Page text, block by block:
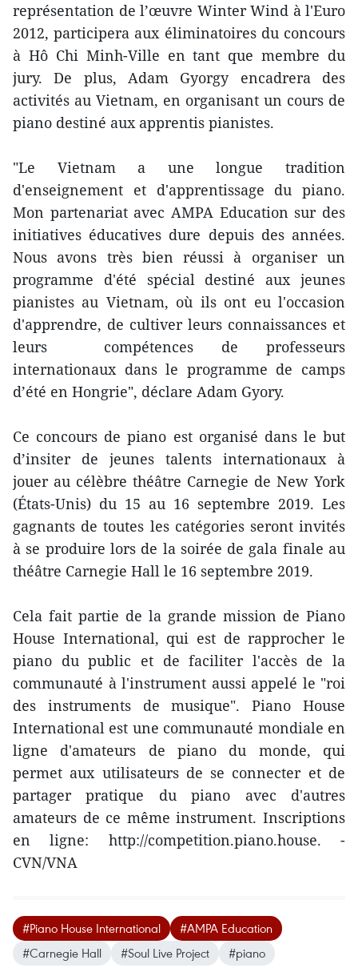
représentation de l’œuvre Winter Wind à l'Euro
2012, participera aux éliminatoires du concours
à Hô Chi Minh-Ville en tant que membre du
jury. De plus, Adam Gyorgy encadrera des
activités au Vietnam, en organisant un cours de
piano destiné aux apprentis pianistes.
"Le Vietnam a une longue tradition
d'enseignement et d'apprentissage du piano.
Mon partenariat avec AMPA Education sur des
initiatives éducatives dure depuis des années.
Nous avons très bien réussi à organiser un
programme d'été spécial destiné aux jeunes
pianistes au Vietnam, où ils ont eu l'occasion
d'apprendre, de cultiver leurs connaissances et
leurs compétences de professeurs
internationaux dans le programme de camps
d’été en Hongrie", déclare Adam Gyory.
Ce concours de piano est organisé dans le but
d’insiter de jeunes talents internationaux à
jouer au célèbre théâtre Carnegie de New York
(États-Unis) du 15 au 16 septembre 2019. Les
gagnants de toutes les catégories seront invités
à se produire lors de la soirée de gala finale au
théâtre Carnegie Hall le 16 septembre 2019.
Cela fait partie de la grande mission de Piano
House International, qui est de rapprocher le
piano du public et de faciliter l'accès de la
communauté à l'instrument aussi appelé le "roi
des instruments de musique". Piano House
International est une communauté mondiale en
ligne d'amateurs de piano du monde, qui
permet aux utilisateurs de se connecter et de
partager pratique du piano avec d'autres
amateurs de ce même instrument. Inscriptions
en ligne: http://competition.piano.house. -
CVN/VNA
#Piano House International
#AMPA Education
#Carnegie Hall
#Soul Live Project #piano